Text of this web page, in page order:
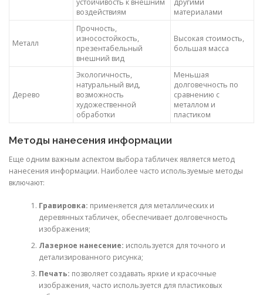
устойчивость к внешним
воздействиям
другими
материалами
Металл
Прочность,
износостойкость,
презентабельный
внешний вид
Высокая стоимость,
большая масса
Дерево
Экологичность,
натуральный вид,
возможность
художественной
обработки
Меньшая
долговечность по
сравнению с
металлом и
пластиком
Методы нанесения информации
Еще одним важным аспектом выбора табличек является метод
нанесения информации. Наиболее часто используемые методы
включают:
Гравировка: применяется для металлических и
деревянных табличек, обеспечивает долговечность
изображения;
Лазерное нанесение: используется для точного и
детализированного рисунка;
Печать: позволяет создавать яркие и красочные
изображения, часто используется для пластиковых